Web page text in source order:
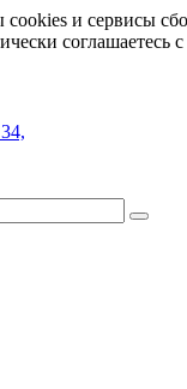
и сервисы